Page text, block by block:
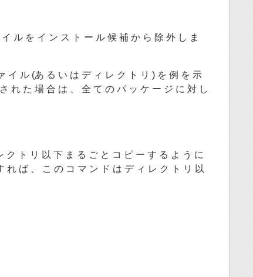
ル を イ ン ス ト ー ル 候 補 か ら 除 外 し ま
イ ル (あ る い は デ ィ レ ク ト リ ) を 例 を 示
れ た 場 合 は 、 全 て の パ ッ ケ ー ジ に 対 し
ク ト リ 以 下 ま る ご と コ ピ ー す る よ う に
れ ば 、 こ の コ マ ン ド は デ ィ レ ク ト リ 以